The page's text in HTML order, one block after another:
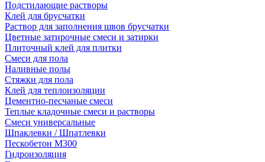
Подстилающие растворы
Клей для брусчатки
Раствор для заполнения швов брусчатки
Цветные затирочные смеси и затирки
Плиточный клей для плитки
Смеси для пола
Наливные полы
Стяжки для пола
Клей для теплоизоляции
Цементно-песчаные смеси
Теплые кладочные смеси и растворы
Смеси универсальные
Шпаклевки / Шпатлевки
Пескобетон М300
Гидроизоляция